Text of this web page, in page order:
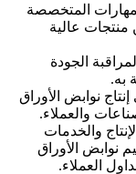
المتخصصة
عالية
الجودة
به.
إنتاج نوابض الأوراق
والعملاء.
والخدمات
نوابض الأوراق
العملاء.